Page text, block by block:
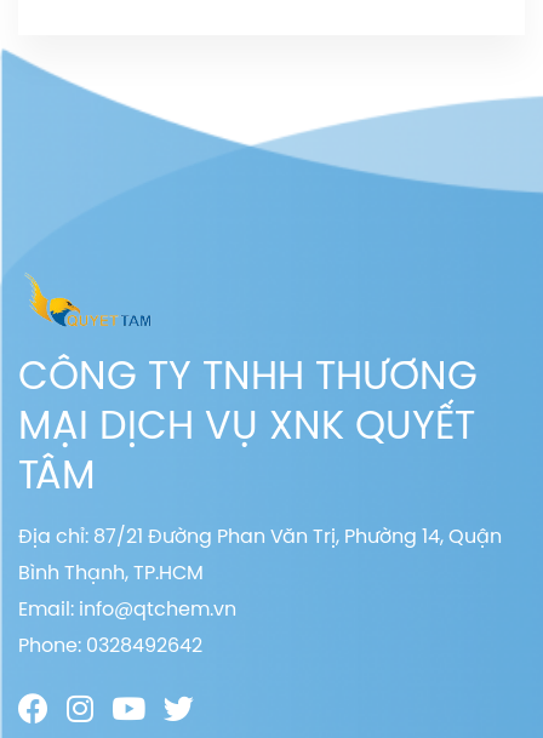
CÔNG TY TNHH THƯƠNG
MẠI DỊCH VỤ XNK QUYẾT
TÂM
Địa chỉ: 87/21 Đường Phan Văn Trị, Phường 14, Quận
Bình Thạnh, TP.HCM
Email: info@qtchem.vn
Phone: 0328492642